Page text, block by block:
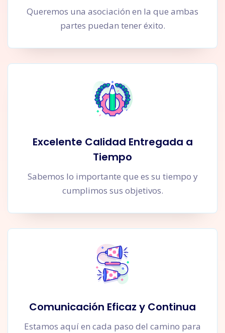
Queremos una asociación en la que ambas
partes puedan tener éxito.
Excelente Calidad Entregada a
Tiempo
Sabemos lo importante que es su tiempo y
cumplimos sus objetivos.
Comunicación Eficaz y Continua
Estamos aquí en cada paso del camino para